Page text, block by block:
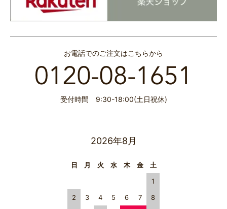
お電話でのご注文はこちらから
受付時間 9:30-18:00(土日祝休)
2026年8月
日 月 火 水 木 金
土
1
2
3 4 5 6 7
8